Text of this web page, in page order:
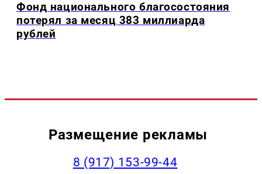
Фонд национального благосостояния
потерял за месяц 383 миллиарда
рублей
Размещение рекламы
‭8 (917) 153-99-44